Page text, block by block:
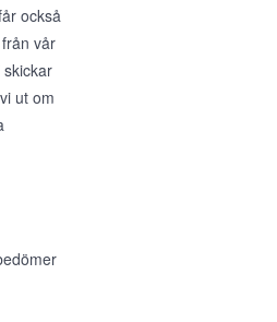
också
vår
ut om